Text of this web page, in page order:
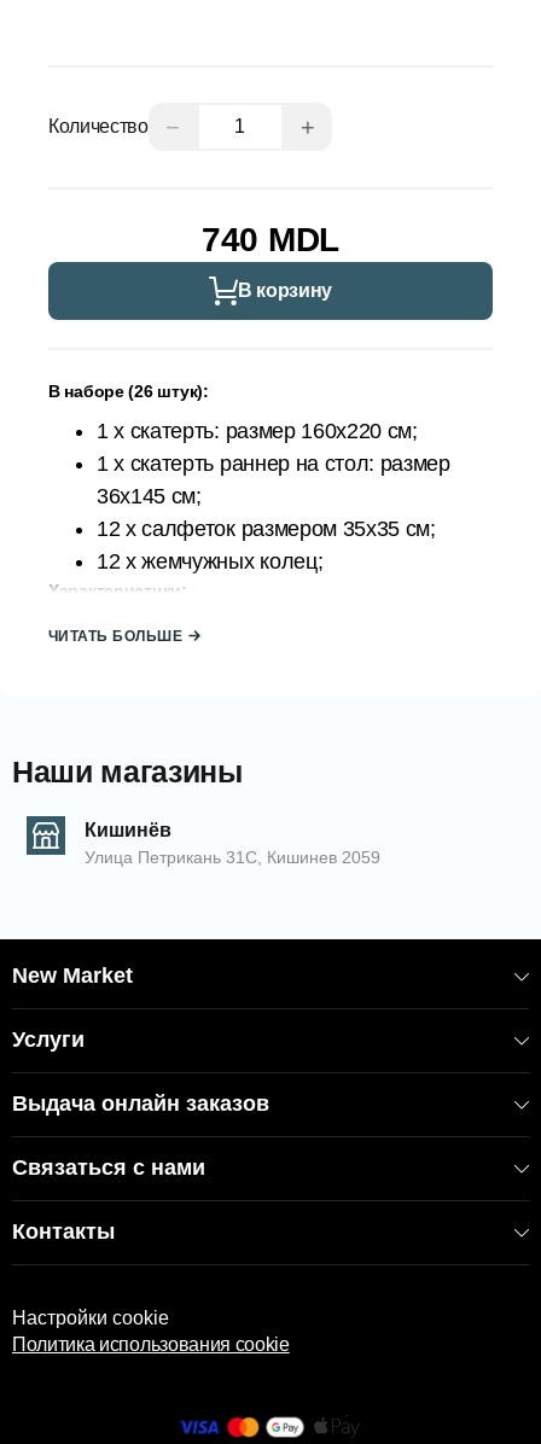
Количество − +
740 MDL
В корзину
В наборе (26 штук):
1 x скатерть: размер 160х220 см;
1 x скатерть раннер на стол: размер
36x145 см;
12 x салфеток размером 35х35 см;
12 x жемчужных колец;
Характеристики:
Материал: 100% полиэстер;
Бренд: АТАК;
Чтобы прослужить вам долго,
рекомендуется стирать только вручную
продукты могут приобретать разные оттенки. Кроме того,
КОД: 2000006231/Cappuccino
ЧИТАТЬ БОЛЬШЕ
Наши магазины
Кишинёв
Улица Петрикань 31С, Кишинев 2059
New Market
Услуги
Выдача онлайн заказов
Связаться с нами
Контакты
Настройки cookie
Политика использования cookie